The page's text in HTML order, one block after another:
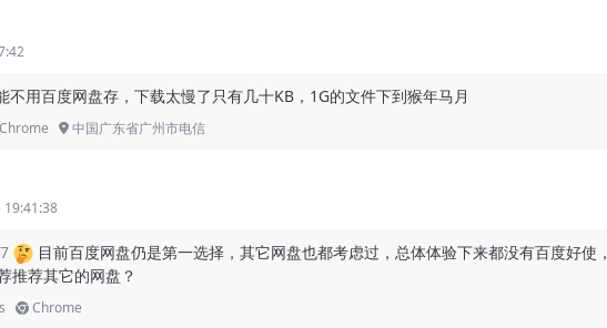
不用百度网盘存，下载太慢了只有几十KB，1G的文件下到猴年马月
Chrome 中国广东省广州市电信
19:41:38
目前百度网盘仍是第一选择，其它网盘也都考虑过，总体体验下来都没有百度好使，
推荐其它的网盘？
Chrome